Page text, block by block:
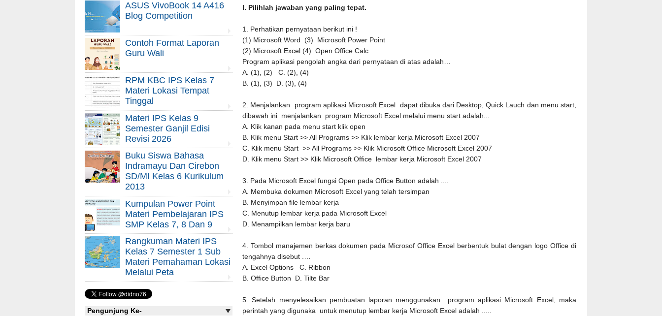
I. Pilihlah jawaban yang paling tepat.
1. Perhatikan pernyataan berikut ini !
(1) Microsoft Word (3) Microsoft Power Point
(2) Microsoft Excel (4) Open Office Calc
Program aplikasi pengolah angka dari pernyataan di atas adalah…
A. (1), (2)
C. (2), (4)
B. (1), (3)
D. (3), (4)
2. Menjalankan program aplikasi Microsoft Excel dapat dibuka dari Desktop, Quick Lauch dan menu start,
dibawah ini menjalankan program Microsoft Excel melalui menu start adalah...
A. Klik kanan pada menu start klik open
B. Klik menu Start >> All Programs >> Klik lembar kerja Microsoft Excel 2007
C. Klik menu Start >> All Programs >> Klik Microsoft Office Microsoft Excel 2007
D. Klik menu Start >> Klik Microsoft Office lembar kerja Microsoft Excel 2007
3. Pada Microsoft Excel fungsi Open pada Office Button adalah ....
A. Membuka dokumen Microsoft Excel yang telah tersimpan
B. Menyimpan file lembar kerja
C. Menutup lembar kerja pada Microsoft Excel
D. Menampilkan lembar kerja baru
4. Tombol manajemen berkas dokumen pada Microsof Office Excel berbentuk bulat dengan logo Office di
tengahnya disebut .…
A. Excel Options
C. Ribbon
B. Office Button
D. Tilte Bar
5. Setelah menyelesaikan pembuatan laporan menggunakan program aplikasi Microsoft Excel, maka
perintah yang digunaka untuk menutup lembar kerja Microsoft Excel adalah .....
ASUS VivoBook 14 A416
Blog Competition
Contoh Format Laporan
Guru Wali
RPM KBC IPS Kelas 7
Materi Lokasi Tempat
Tinggal
Materi IPS Kelas 9
Semester Ganjil Edisi
Revisi 2026
Buku Siswa Bahasa
Indramayu Dan Cirebon
SD/MI Kelas 6 Kurikulum
2013
Kumpulan Power Point
Materi Pembelajaran IPS
SMP Kelas 7, 8 Dan 9
Rangkuman Materi IPS
Kelas 7 Semester 1 Sub
Materi Pemahaman Lokasi
Melalui Peta
Pengunjung Ke-